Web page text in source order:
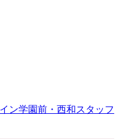
学園前・西和スタッフ